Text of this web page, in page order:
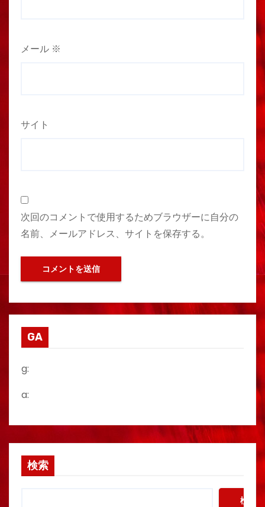
メール ※
サイト
次回のコメントで使用するためブラウザーに自分の
名前、メールアドレス、サイトを保存する。
GA
g:
a:
検索
検